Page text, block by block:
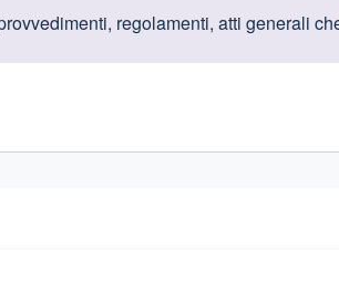
regolamenti, atti generali